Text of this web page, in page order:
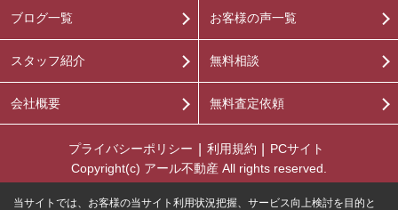
ブログ一覧
スタッフ紹介
会社概要
お客様の声一覧
無料相談
無料査定依頼
プライバシーポリシー 利用規約
PCサイト
Copyright(c) アール不動産 All rights reserved.
当サイトでは、お客様の当サイト利用状況把握、サービス向上検討を目的と